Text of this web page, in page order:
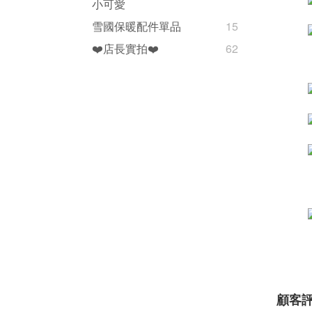
小可愛
雪國保暖配件單品
15
❤️店長實拍❤️
62
顧客